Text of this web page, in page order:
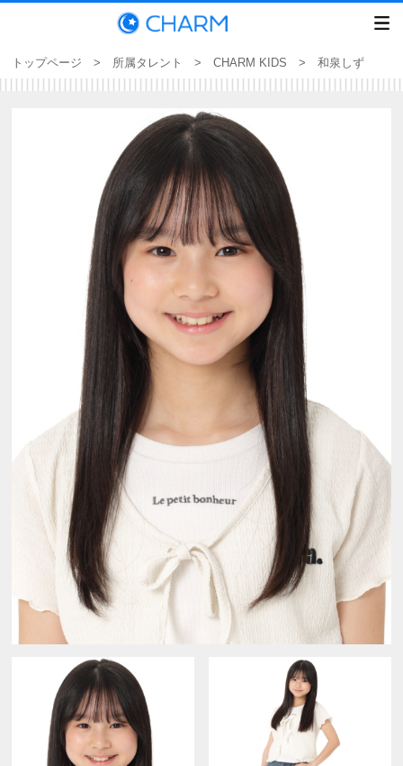
トップページ > 所属タレント >CHARM KIDS > 和泉しず